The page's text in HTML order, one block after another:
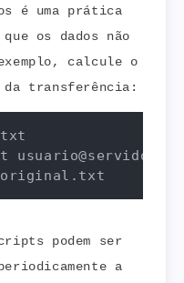
é uma prática
os dados não
calcule o
da transferência:
original.txt
podem ser
a